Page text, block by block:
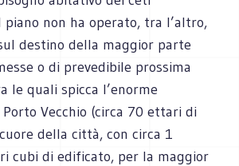
piano non ha operato, tra l’altro,
destino della maggior parte
o di prevedibile prossima
le quali spicca l’enorme
Vecchio (circa 70 ettari di
della città, con circa 1
cubi di edificato, per la maggior